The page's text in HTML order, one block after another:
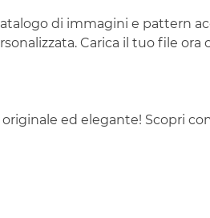
di immagini e pattern
Carica il tuo file ora
ed elegante! Scopri